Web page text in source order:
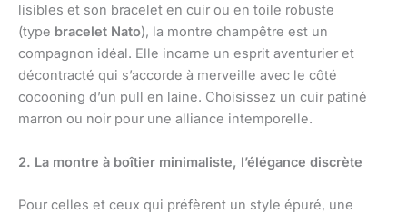
lisibles et son bracelet en cuir ou en toile robuste
(type bracelet Nato), la montre champêtre est un
compagnon idéal. Elle incarne un esprit aventurier et
décontracté qui s’accorde à merveille avec le côté
cocooning d’un pull en laine. Choisissez un cuir patiné
marron ou noir pour une alliance intemporelle.
2. La montre à boîtier minimaliste, l’élégance discrète
Pour celles et ceux qui préfèrent un style épuré, une